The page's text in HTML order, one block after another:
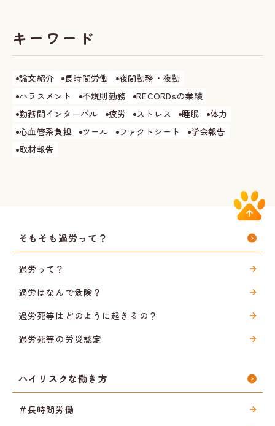
キーワード
論文紹介 長時間労働
夜間勤務・夜勤
ハラスメント
不規則勤務
RECORDsの業績
勤務間インターバル
疲労 ストレス 睡眠
体力
心血管系負担
ツール ファクトシート
学会報告
取材報告
そもそも過労って？
過労って？
過労はなんで危険？
過労死等はどのように起きるの？
過労死等の労災認定
ハイリスクな働き方
＃長時間労働